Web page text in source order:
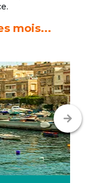
mois...